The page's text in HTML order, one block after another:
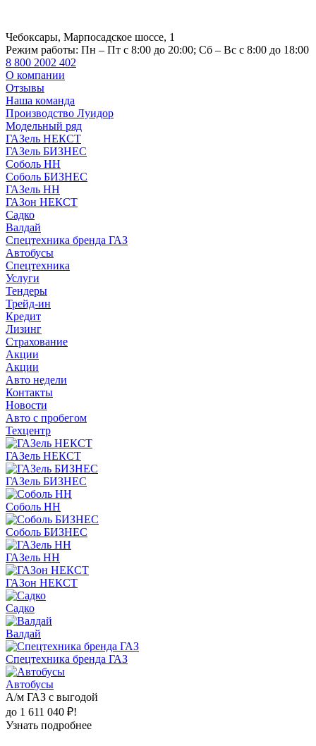
Чебоксары, Марпосадское шоссе, 1
Режим работы: Пн – Пт с 8:00 до 20:00; Сб – Вс с 8:00 до 18:00
8 800 2002 402
О компании
Отзывы
Наша команда
Производство Луидор
Модельный ряд
ГАЗель НЕКСТ
ГАЗель БИЗНЕС
Соболь НН
Соболь БИЗНЕС
ГАЗель НН
ГАЗон НЕКСТ
Садко
Валдай
Спецтехника бренда ГАЗ
Автобусы
Спецтехника
Услуги
Тендеры
Трейд-ин
Кредит
Лизинг
Страхование
Акции
Акции
Авто недели
Контакты
Новости
Авто с пробегом
Техцентр
ГАЗель НЕКСТ
ГАЗель БИЗНЕС
Соболь НН
Соболь БИЗНЕС
ГАЗель НН
ГАЗон НЕКСТ
Садко
Валдай
Спецтехника бренда ГАЗ
Автобусы
А/м ГАЗ с выгодой
до 1 611 040 ₽!
Узнать подробнее